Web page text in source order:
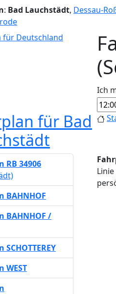
: Bad Lauchstädt, Dessau-
für Deutschland
Ich
für Bad
RB 34906
BAHNHOF
BAHNHOF /
WEST